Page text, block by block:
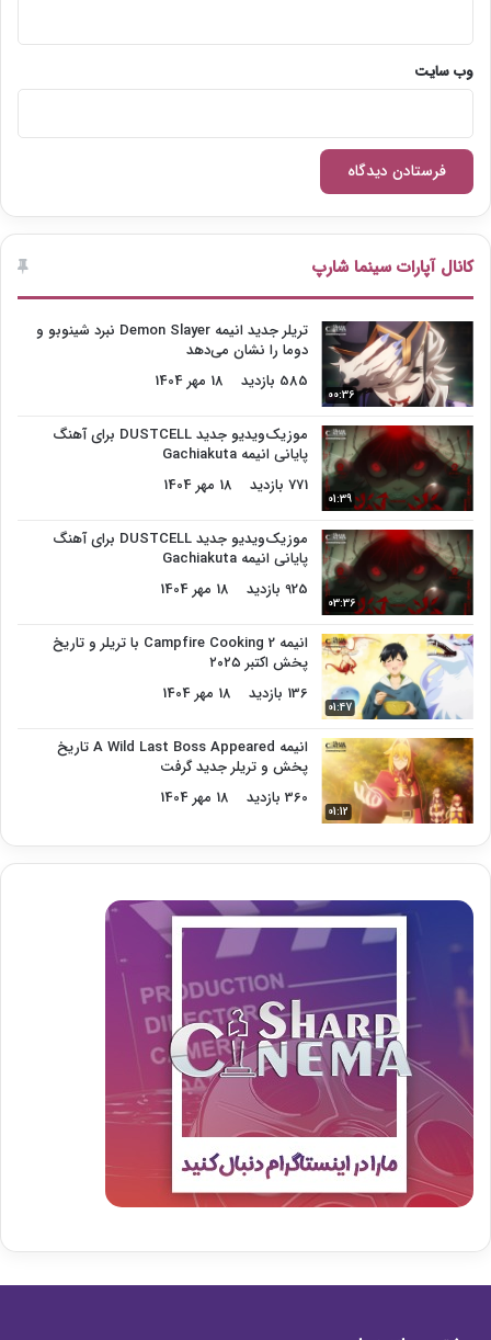
وب‌ سایت
کانال آپارات سینما شارپ
00:36
تریلر جدید انیمه Demon Slayer نبرد شینوبو و
دوما را نشان می‌دهد
585 بازدید
18 مهر 1404
01:39
موزیک‌ویدیو جدید DUSTCELL برای آهنگ
پایانی انیمه Gachiakuta
771 بازدید
18 مهر 1404
03:36
موزیک‌ویدیو جدید DUSTCELL برای آهنگ
پایانی انیمه Gachiakuta
925 بازدید
18 مهر 1404
01:47
انیمه Campfire Cooking 2 با تریلر و تاریخ
پخش اکتبر ۲۰۲۵
136 بازدید
18 مهر 1404
01:12
انیمه A Wild Last Boss Appeared تاریخ
پخش و تریلر جدید گرفت
360 بازدید
18 مهر 1404